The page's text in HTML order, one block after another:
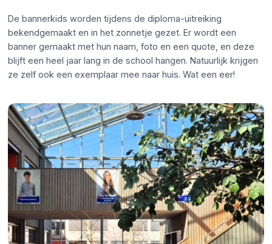
De bannerkids worden tijdens de diploma-uitreiking
bekendgemaakt en in het zonnetje gezet. Er wordt een
banner gemaakt met hun naam, foto en een quote, en deze
blijft een heel jaar lang in de school hangen. Natuurlijk krijgen
ze zelf ook een exemplaar mee naar huis. Wat een eer!